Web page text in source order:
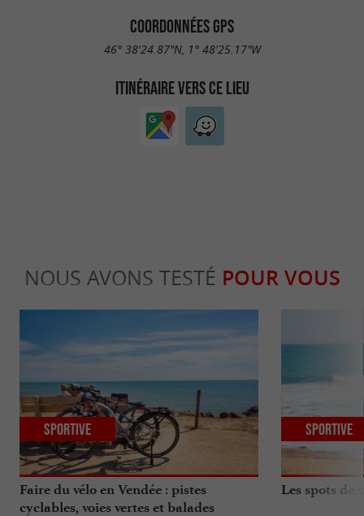
COORDONNÉES GPS
46° 38'24.87"N, 1° 48'25.17"W
ITINÉRAIRE VERS CE LIEU
NOUS AVONS TESTÉ POUR VOUS
Faire du vélo en Vendée : pistes
cyclables, voies vertes et balades
Sportive
Les spots de
Sportive